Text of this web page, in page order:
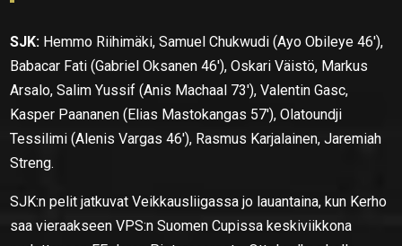
SJK: Hemmo Riihimäki, Samuel Chukwudi (Ayo Obileye 46′),
Babacar Fati (Gabriel Oksanen 46′), Oskari Väistö, Markus
Arsalo, Salim Yussif (Anis Machaal 73′), Valentin Gasc,
Kasper Paananen (Elias Mastokangas 57′), Olatoundji
Tessilimi (Alenis Vargas 46′), Rasmus Karjalainen, Jaremiah
Streng.
SJK:n pelit jatkuvat Veikkausliigassa jo lauantaina, kun Kerho
saa vieraakseen VPS:n Suomen Cupissa keskiviikkona